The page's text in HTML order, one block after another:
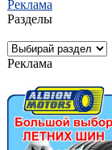
Реклама
Разделы
Реклама